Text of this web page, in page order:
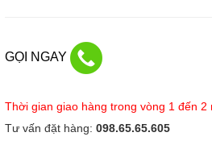
GỌI NGAY
Thời gian giao hàng trong vòng 1 đến 2
Tư vấn đặt hàng: 098.65.65.605